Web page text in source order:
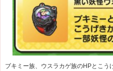
ブキミー族、ウスラカゲ族のHPとこう